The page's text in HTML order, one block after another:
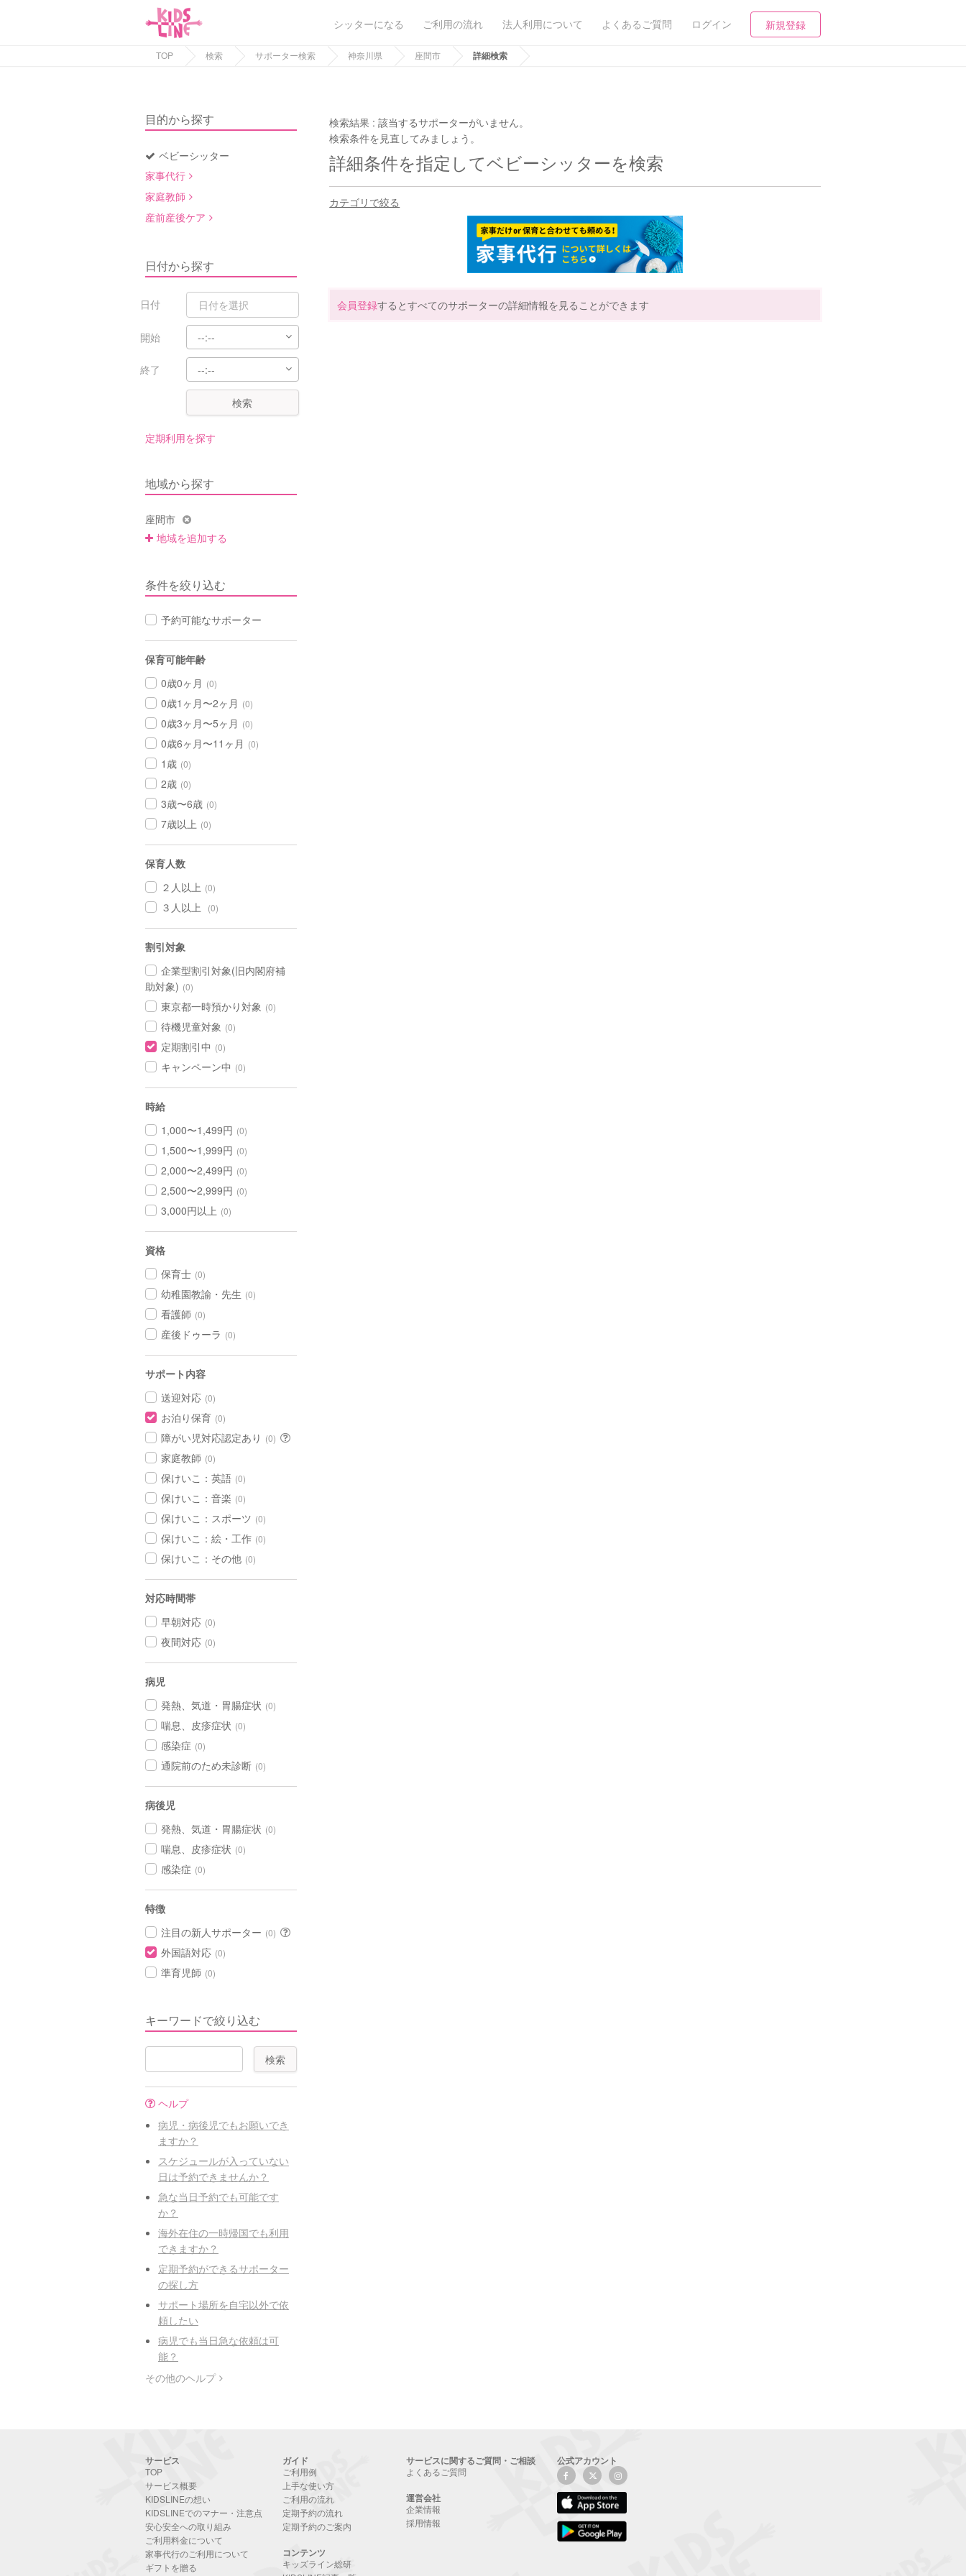
シッターになる ご利用の流れ 法人利用について よくあるご質問 ログイン 新規登録
TOP 検索 サポーター検索 神奈川県 座間市 詳細検索
目的から探す
ベビーシッター
家事代行
家庭教師
産前産後ケア
日付から探す
日付
開始
終了
検索
定期利用を探す
地域から探す
座間市
地域を追加する
条件を絞り込む
予約可能なサポーター
保育可能年齢
0歳0ヶ月 (0)
0歳1ヶ月〜2ヶ月 (0)
0歳3ヶ月〜5ヶ月 (0)
0歳6ヶ月〜11ヶ月 (0)
1歳 (0)
2歳 (0)
3歳〜6歳 (0)
7歳以上 (0)
保育人数
２人以上 (0)
３人以上 (0)
割引対象
企業型割引対象(旧内閣府補
助対象) (0)
東京都一時預かり対象 (0)
待機児童対象 (0)
定期割引中 (0)
キャンペーン中 (0)
時給
1,000〜1,499円 (0)
1,500〜1,999円 (0)
2,000〜2,499円 (0)
2,500〜2,999円 (0)
3,000円以上 (0)
資格
保育士 (0)
幼稚園教諭・先生 (0)
看護師 (0)
産後ドゥーラ (0)
サポート内容
送迎対応 (0)
お泊り保育 (0)
障がい児対応認定あり (0)
家庭教師 (0)
保けいこ：英語 (0)
保けいこ：音楽 (0)
保けいこ：スポーツ (0)
保けいこ：絵・工作 (0)
保けいこ：その他 (0)
対応時間帯
早朝対応 (0)
夜間対応 (0)
病児
発熱、気道・胃腸症状 (0)
喘息、皮疹症状 (0)
感染症 (0)
通院前のため未診断 (0)
病後児
発熱、気道・胃腸症状 (0)
喘息、皮疹症状 (0)
感染症 (0)
特徴
注目の新人サポーター (0)
外国語対応 (0)
準育児師 (0)
キーワードで絞り込む
ヘルプ
病児・病後児でもお願いでき
ますか？
スケジュールが入っていない
日は予約できませんか？
急な当日予約でも可能です
か？
海外在住の一時帰国でも利用
できますか？
定期予約ができるサポーター
の探し方
サポート場所を自宅以外で依
頼したい
病児でも当日急な依頼は可
能？
その他のヘルプ
検索結果 :該当するサポーターがいません。
検索条件を見直してみましょう。
詳細条件を指定してベビーシッターを検索
カテゴリで絞る
会員登録するとすべてのサポーターの詳細情報を見ることができます
サービス
TOP
サービス概要
KIDSLINEの想い
KIDSLINEでのマナー・注意点
安心安全への取り組み
ご利用料金について
家事代行のご利用について
ギフトを贈る
ガイド
ご利用例
上手な使い方
ご利用の流れ
定期予約の流れ
定期予約のご案内
コンテンツ
キッズライン総研
サービスに関するご質問・ご相談
よくあるご質問
運営会社
企業情報
採用情報
公式アカウント